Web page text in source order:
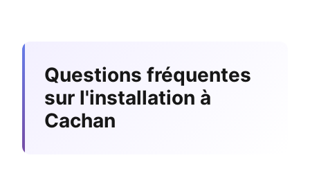
Questions fréquentes
sur l'installation à
Cachan